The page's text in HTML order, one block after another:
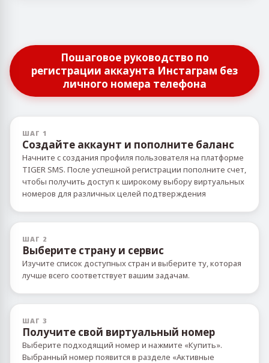
Пошаговое руководство по
регистрации аккаунта Инстаграм без
личного номера телефона
ШАГ 1
Создайте аккаунт и пополните баланс
Начните с создания профиля пользователя на платформе
TIGER SMS. После успешной регистрации пополните счет,
чтобы получить доступ к широкому выбору виртуальных
номеров для различных целей подтверждения
ШАГ 2
Выберите страну и сервис
Изучите список доступных стран и выберите ту, которая
лучше всего соответствует вашим задачам.
ШАГ 3
Получите свой виртуальный номер
Выберите подходящий номер и нажмите «Купить».
Выбранный номер появится в разделе «Активные